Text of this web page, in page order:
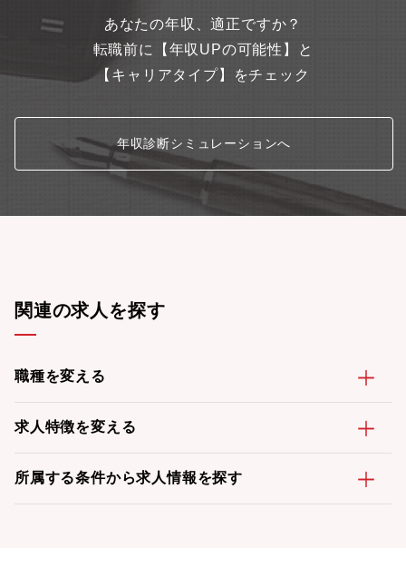
あなたの年収、適正ですか？
転職前に【年収UPの可能性】と
【キャリアタイプ】をチェック
年収診断シミュレーションへ
関連の求人を探す
職種を変える
求人特徴を変える
所属する条件から求人情報を探す